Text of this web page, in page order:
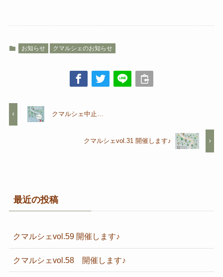
お知らせ クマルシェのお知らせ
クマルシェ中止…
クマルシェvol.31 開催します♪
最近の投稿
クマルシェvol.59 開催します♪
クマルシェvol.58 開催します♪